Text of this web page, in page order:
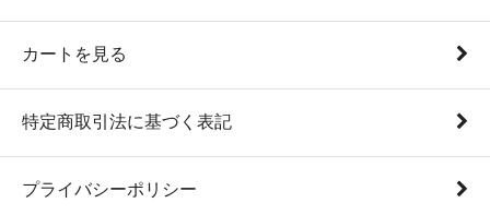
カートを見る
特定商取引法に基づく表記
プライバシーポリシー